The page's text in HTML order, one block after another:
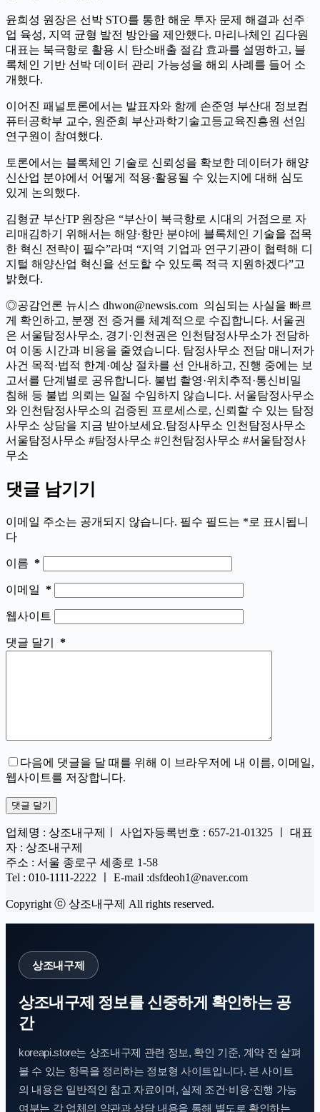
윤희성 원장은 선박 STO를 통한 해운 투자 문제 해결과 선주
업 육성, 지역 균형 발전 방안을 제안했다. 마리나체인 김다원
대표는 북극항로 활용 시 탄소배출 절감 효과를 설명하고, 블
록체인 기반 선박 데이터 관리 가능성을 해외 사례를 들어 소
개했다.
이어진 패널토론에서는 발표자와 함께 손준영 부산대 정보컴
퓨터공학부 교수, 원준희 부산과학기술고등교육진흥원 선임
연구원이 참여했다.
토론에서는 블록체인 기술로 신뢰성을 확보한 데이터가 해양
신산업 분야에서 어떻게 적용·활용될 수 있는지에 대해 심도
있게 논의했다.
김형균 부산TP 원장은 “부산이 북극항로 시대의 거점으로 자
리매김하기 위해서는 해양·항만 분야에 블록체인 기술을 접목
한 혁신 전략이 필수”라며 “지역 기업과 연구기관이 협력해 디
지털 해양산업 혁신을 선도할 수 있도록 적극 지원하겠다”고
밝혔다.
◎공감언론 뉴시스 dhwon@newsis.com 의심되는 사실을 빠르
게 확인하고, 분쟁 전 증거를 체계적으로 수집합니다. 서울권
은 서울탐정사무소, 경기·인천권은 인천탐정사무소가 전담하
여 이동 시간과 비용을 줄였습니다. 탐정사무소 전담 매니저가
사건 목적·법적 한계·예상 절차를 선 안내하고, 진행 중에는 보
고서를 단계별로 공유합니다. 불법 촬영·위치추적·통신비밀
침해 등 불법 의뢰는 일절 수임하지 않습니다. 서울탐정사무소
와 인천탐정사무소의 검증된 프로세스로, 신뢰할 수 있는 탐정
사무소 상담을 지금 받아보세요.탐정사무소 인천탐정사무소
서울탐정사무소 #탐정사무소 #인천탐정사무소 #서울탐정사
무소
댓글 남기기
이메일 주소는 공개되지 않습니다. 필수 필드는 *로 표시됩니
다
이름 *
이메일 *
웹사이트
댓글 달기 *
다음에 댓글을 달 때를 위해 이 브라우저에 내 이름, 이메일,
웹사이트를 저장합니다.
댓글 달기
업체명 : 상조내구제ㅣ 사업자등록번호 : 657-21-01325 ㅣ 대표
자 : 상조내구제
주소 : 서울 종로구 세종로 1-58
Tel : 010-1111-2222 ㅣ E-mail :dsfdeoh1@naver.com
Copyright ⓒ 상조내구제 All rights reserved.
상조내구제
상조내구제 정보를 신중하게 확인하는 공
간
koreapi.store는 상조내구제 관련 정보, 확인 기준, 계약 전 살펴
볼 수 있는 항목을 정리하는 정보형 사이트입니다. 본 사이트
의 내용은 일반적인 참고 자료이며, 실제 조건·비용·진행 가능
여부는 각 업체의 약관과 상담 내용을 통해 별도로 확인하는